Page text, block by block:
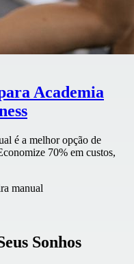
Academia
é a melhor opção de
70% em custos,
manual
Sonhos